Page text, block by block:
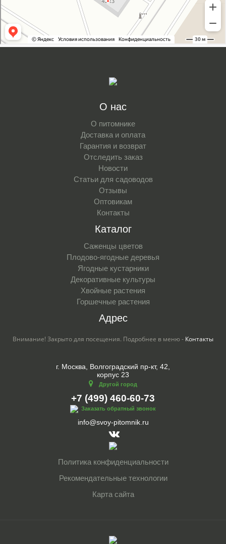
О нас
О питомнике
Доставка и оплата
Гарантия и возврат
Отследить заказ
Новости
Статьи для садоводов
Отзывы
Оптовикам
Контакты
Каталог
Саженцы цветов
Плодово-ягодные деревья
Ягодные кустарники
Декоративные культуры
Хвойные растения
Горшечные растения
Адрес
Внимание! Закрыто для посещения. Подробнее в меню - Контакты
г. Москва, Волгоградский пр-кт, 42,
корпус 23
Другой город
+7 (499) 460-60-73
Заказать обратный звонок
info@svoy-pitomnik.ru
Политика конфиденциальности
Рекомендательные технологии
Карта сайта